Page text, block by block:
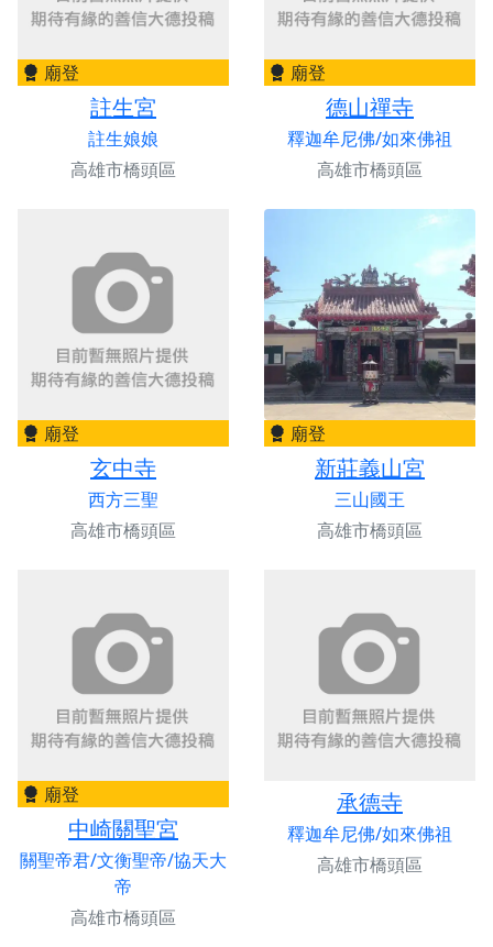
廟登
註生宮
註生娘娘
高雄市橋頭區
廟登
德山禪寺
釋迦牟尼佛/如來佛祖
高雄市橋頭區
廟登
玄中寺
西方三聖
高雄市橋頭區
廟登
新莊義山宮
三山國王
高雄市橋頭區
廟登
中崎關聖宮
關聖帝君/文衡聖帝/協天大
帝
高雄市橋頭區
承德寺
釋迦牟尼佛/如來佛祖
高雄市橋頭區